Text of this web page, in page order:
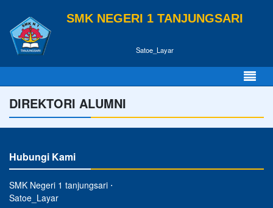
SMK NEGERI 1 TANJUNGSARI
Satoe_Layar
DIREKTORI ALUMNI
Hubungi Kami
SMK Negeri 1 tanjungsari ⋅
Satoe_Layar